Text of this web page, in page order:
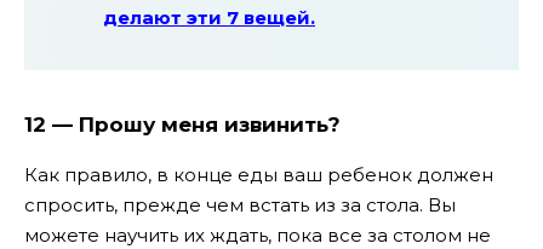
делают эти 7 вещей.
12 — Прошу меня извинить?
Как правило, в конце еды ваш ребенок должен
спросить, прежде чем встать из за стола. Вы
можете научить их ждать, пока все за столом не